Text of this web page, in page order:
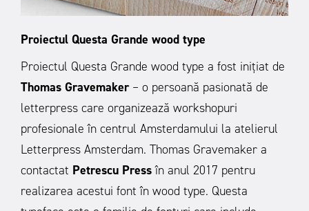
Proiectul Questa Grande wood type
Proiectul Questa Grande wood type a fost inițiat de
Thomas Gravemaker– o persoană pasionată de
letterpress care organizează workshopuri
profesionale în centrul Amsterdamului la atelierul
Letterpress Amsterdam. Thomas Gravemaker a
contactat Petrescu Pressîn anul 2017 pentru
realizarea acestui font în wood type. Questa